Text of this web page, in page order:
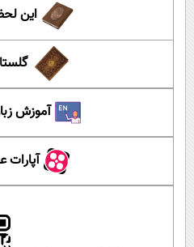
این
آموزش
آپارات